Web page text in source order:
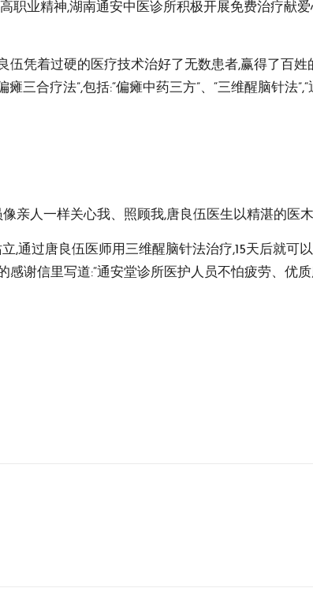
职业精神,湖南通安中医诊所积极开展免费治疗献
伍凭着过硬的医疗技术治好了无数患者,赢得了百
三合疗法”,包括:“偏瘫中药三方”、“三维醒脑针法
亲人一样关心我、照顾我,唐良伍医生以精湛的医
,通过唐良伍医师用三维醒脑针法治疗,15天后就可
谢信里写道:“通安堂诊所医护人员不怕疲劳、优